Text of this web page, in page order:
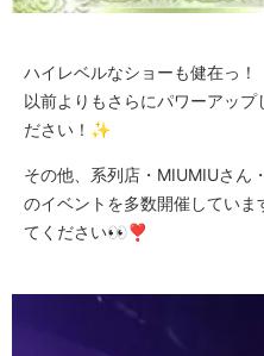
ハイレベルなショーも健在っ！
以前よりもさらにパワーアップ
ださい！✨
その他、系列店・MIUMIUさん
のイベントを多数開催していま
てください👀❣️